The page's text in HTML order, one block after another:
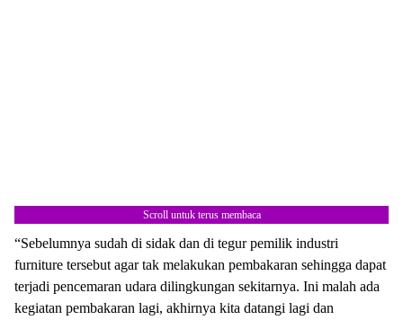
Scroll untuk terus membaca
“Sebelumnya sudah di sidak dan di tegur pemilik industri
furniture tersebut agar tak melakukan pembakaran sehingga dapat
terjadi pencemaran udara dilingkungan sekitarnya. Ini malah ada
kegiatan pembakaran lagi, akhirnya kita datangi lagi dan